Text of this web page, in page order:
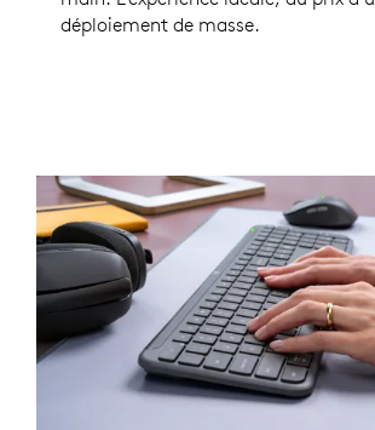
déploiement de masse.